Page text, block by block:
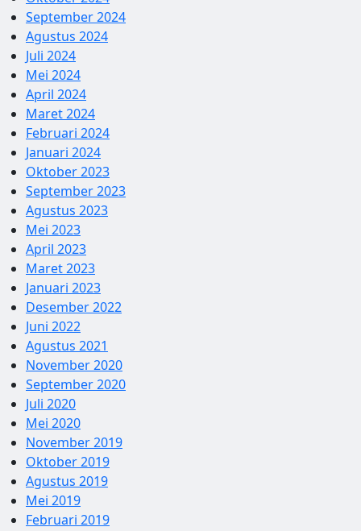
September 2024
Agustus 2024
Juli 2024
Mei 2024
April 2024
Maret 2024
Februari 2024
Januari 2024
Oktober 2023
September 2023
Agustus 2023
Mei 2023
April 2023
Maret 2023
Januari 2023
Desember 2022
Juni 2022
Agustus 2021
November 2020
September 2020
Juli 2020
Mei 2020
November 2019
Oktober 2019
Agustus 2019
Mei 2019
Februari 2019